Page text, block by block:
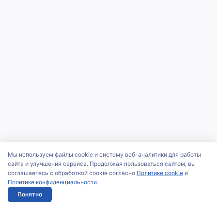
Мы используем файлы cookie и систему веб-аналитики для работы
сайта и улучшения сервиса. Продолжая пользоваться сайтом, вы
соглашаетесь с обработкой cookie согласно Политике cookie и
Политике конфиденциальности.
Понятно